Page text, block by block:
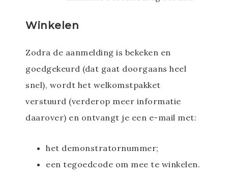
Winkelen
Zodra de aanmelding is bekeken en
goedgekeurd (dat gaat doorgaans heel
snel), wordt het welkomstpakket
verstuurd (verderop meer informatie
daarover) en ontvangt je een e-mail met:
het demonstratornummer;
een tegoedcode om mee te winkelen.